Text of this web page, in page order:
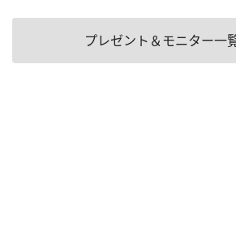
プレゼント＆モニター一